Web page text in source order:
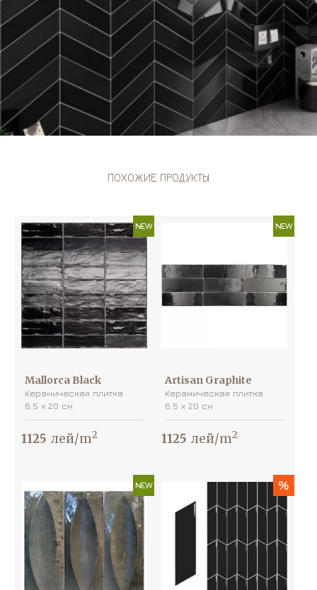
ПОХОЖИЕ ПРОДУКТЫ
NEW
Mallorca Black
Керамическая плитка
6.5 х 20 см
1125 лей/m2
NEW
Artisan Graphite
Керамическая плитка
6.5 х 20 см
1125 лей/m2
NEW %